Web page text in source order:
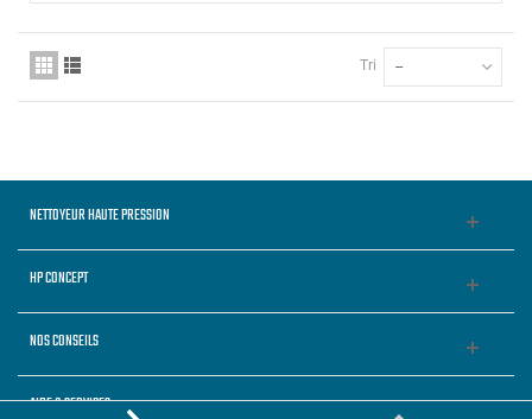
Tri --
NETTOYEUR HAUTE PRESSION
HP CONCEPT
NOS CONSEILS
AIDE & SERVICES